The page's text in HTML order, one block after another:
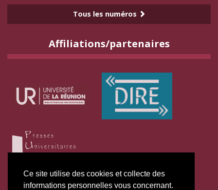
Ce site utilise des cookies et collecte des
informations personnelles vous concernant.
Tous les numéros
Affiliations/partenaires